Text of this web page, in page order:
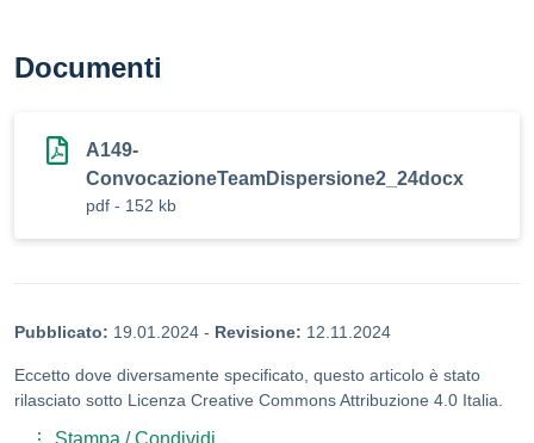
Documenti
A149-
ConvocazioneTeamDispersione2_24docx
pdf - 152 kb
Pubblicato: 19.01.2024 - Revisione: 12.11.2024
Eccetto dove diversamente specificato, questo articolo è stato
rilasciato sotto Licenza Creative Commons Attribuzione 4.0 Italia.
Stampa / Condividi